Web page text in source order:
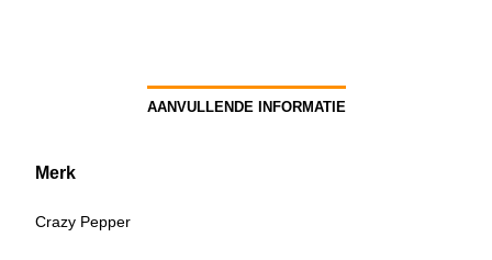
AANVULLENDE INFORMATIE
Merk
Crazy Pepper